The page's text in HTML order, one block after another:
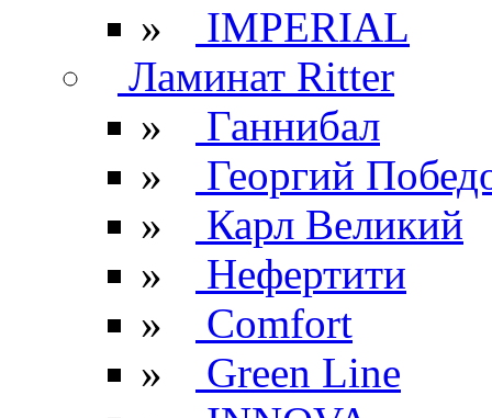
»
IMPERIAL
Ламинат Ritter
»
Ганнибал
»
Георгий
»
Карл Великий
»
Нефертити
»
Comfort
»
Green Line